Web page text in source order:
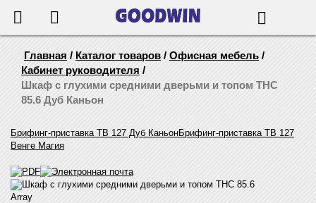
655-888Корзина Поиск
Главная / Каталог товаров / Офисная мебель /
Кабинет руководителя /
Шкаф с глухими средними дверьми и топом THC
85.6 Дуб Каньон
Брифинг-приставка ТВ 127 Дуб КаньонБрифинг-приставка ТВ 127
Венге Магия
Шкаф с глухими средними дверьми и топом THC 85.6
Array